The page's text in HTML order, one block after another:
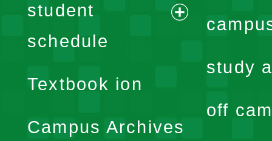
student
schedule
expand
menu
Textbook ion
Campus Archives
study
off